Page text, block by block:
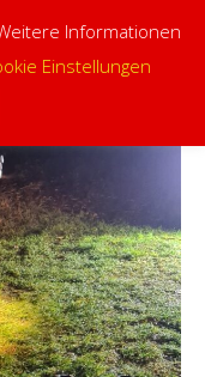
Informationen
Einstellungen